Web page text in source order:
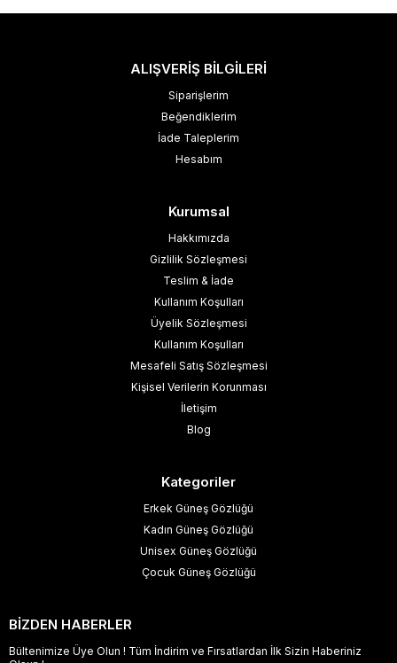
ALIŞVERİŞ BİLGİLERİ
Siparişlerim
Beğendiklerim
İade Taleplerim
Hesabım
Kurumsal
Hakkımızda
Gizlilik Sözleşmesi
Teslim & İade
Kullanım Koşulları
Üyelik Sözleşmesi
Kullanım Koşulları
Mesafeli Satış Sözleşmesi
Kişisel Verilerin Korunması
İletişim
Blog
Kategoriler
Erkek Güneş Gözlüğü
Kadın Güneş Gözlüğü
Unisex Güneş Gözlüğü
Çocuk Güneş Gözlüğü
BİZDEN HABERLER
Bültenimize Üye Olun ! Tüm İndirim ve Fırsatlardan İlk Sizin Haberiniz